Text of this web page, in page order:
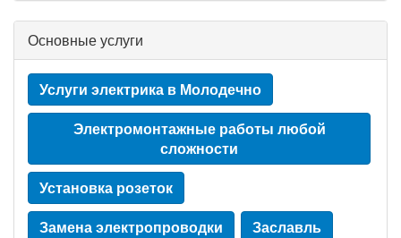
Основные услуги
Услуги электрика в Молодечно
Электромонтажные работы любой
сложности
Установка розеток
Замена электропроводки
Заславль